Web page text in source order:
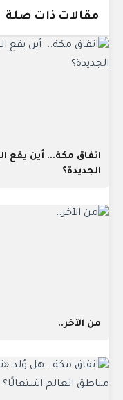
مقالات ذات صلة
اتفاق مكة... أين يقع
الجديدة؟
من الآخر..